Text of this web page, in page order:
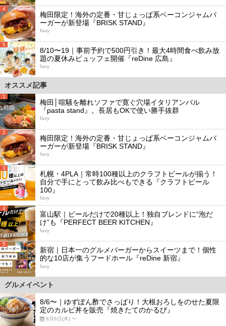
4
梅田限定！海外の定番・甘じょっぱ系ベーコンジャムバ
ーガーが新登場『BRISK STAND』
favy
5
8/10〜19｜事前予約で500円引き！最大4時間食べ飲み放
題の夏休みビュッフェ開催『reDine 広島』
favy
オススメ記事
1
梅田│喧騒を離れソファで寛ぐ穴場イタリアンバル
『pasta stand』。長居もOKで使い勝手抜群
favy
2
梅田限定！海外の定番・甘じょっぱ系ベーコンジャムバ
ーガーが新登場『BRISK STAND』
favy
3
札幌・4PLA｜常時100種以上のクラフトビールが揃う！
自分で手にとって飲み比べもできる『クラフトビール
100』
favy
4
富山駅｜ビールだけで20種以上！独自ブレンドに“泡だ
け”も『PERFECT BEER KITCHEN』
favy
5
新宿｜日本一のグルメバーガーからスイーツまで！個性
的な10店が集うフードホール『reDine 新宿』
favy
グルメイベント
8/6〜｜ゆずぽん酢でさっぱり！大根おろしをのせた夏限
定のカルビ丼を販売『焼きたてのかるび』
8月6日(木) 〜